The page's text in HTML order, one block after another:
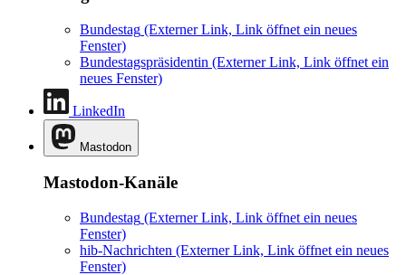
Bundestag (Externer Link, Link öffnet ein neues
Fenster)
Bundestagspräsidentin (Externer Link, Link öffnet ein
neues Fenster)
LinkedIn
Mastodon
Mastodon-Kanäle
Bundestag (Externer Link, Link öffnet ein neues
Fenster)
hib-Nachrichten (Externer Link, Link öffnet ein neues
Fenster)